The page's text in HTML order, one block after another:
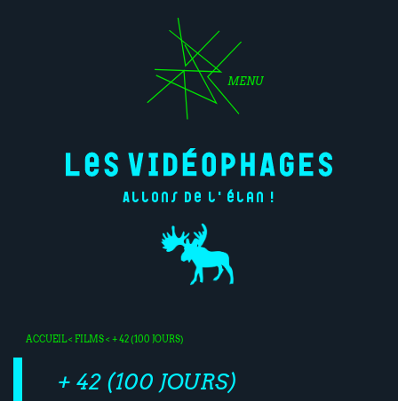
MENU
Allons de l'élan !
ACCUEIL< FILMS< + 42 (100 JOURS)
+ 42 (100 JOURS)